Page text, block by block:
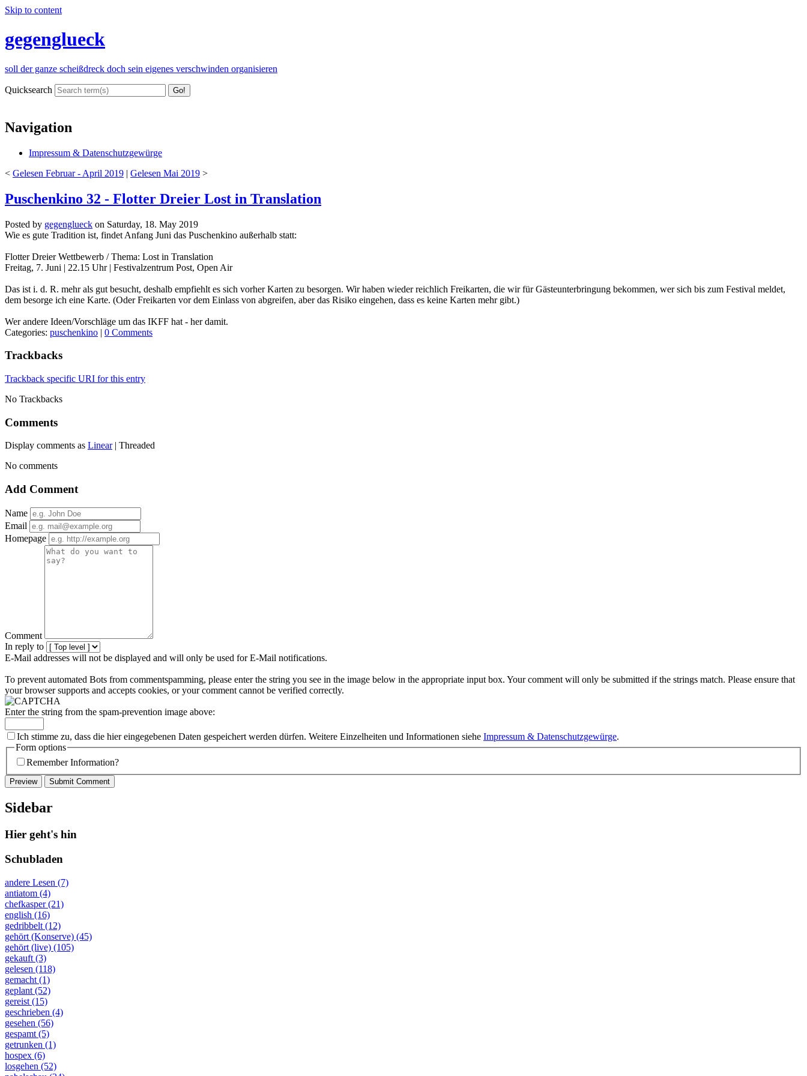
Skip to content
gegenglueck
soll der ganze scheißdreck doch sein eigenes verschwinden organisieren
Quicksearch
Navigation
Impressum & Datenschutzgewürge
< Gelesen Februar - April 2019 | Gelesen Mai 2019 >
Puschenkino 32 - Flotter Dreier Lost in Translation
Posted by gegenglueck on Saturday, 18. May 2019
Wie es gute Tradition ist, findet Anfang Juni das Puschenkino außerhalb statt:
Flotter Dreier Wettbewerb / Thema: Lost in Translation
Freitag, 7. Juni | 22.15 Uhr | Festivalzentrum Post, Open Air
Das ist i. d. R. mehr als gut besucht, deshalb empfiehlt es sich vorher Karten zu besorgen. Wir haben wieder reichlich Freikarten, die wir für Gästeunterbringung bekommen, wer sich bis zum Festival meldet,
dem besorge ich eine Karte. (Oder Freikarten vor dem Einlass von abgreifen, aber das Risiko eingehen, dass es keine Karten mehr gibt.)
Wer andere Ideen/Vorschläge um das IKFF hat - her damit.
Categories: puschenkino | 0 Comments
Trackbacks
Trackback specific URI for this entry
No Trackbacks
Comments
Display comments as Linear| Threaded
No comments
Add Comment
Name
Email
Homepage
Comment
In reply to
E-Mail addresses will not be displayed and will only be used for E-Mail notifications.
To prevent automated Bots from commentspamming, please enter the string you see in the image below in the appropriate input box. Your comment will only be submitted if the strings match. Please ensure that
your browser supports and accepts cookies, or your comment cannot be verified correctly.
Enter the string from the spam-prevention image above:
Ich stimme zu, dass die hier eingegebenen Daten gespeichert werden dürfen. Weitere Einzelheiten und Informationen siehe Impressum & Datenschutzgewürge.
Form options
Remember Information?
Sidebar
Hier geht's hin
Schubladen
andere Lesen (7)
antiatom (4)
chefkasper (21)
english (16)
gedribbelt (12)
gehört (Konserve) (45)
gehört (live) (105)
gekauft (3)
gelesen (118)
gemacht (1)
geplant (52)
gereist (15)
geschrieben (4)
gesehen (56)
gespamt (5)
getrunken (1)
hospex (6)
losgehen (52)